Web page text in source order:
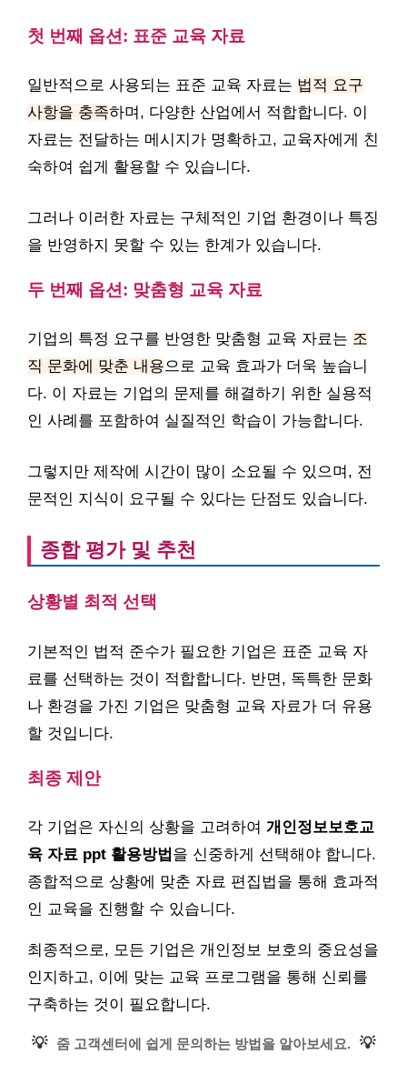
첫 번째 옵션: 표준 교육 자료
일반적으로 사용되는 표준 교육 자료는 법적 요구
사항을 충족하며, 다양한 산업에서 적합합니다. 이
자료는 전달하는 메시지가 명확하고, 교육자에게 친
숙하여 쉽게 활용할 수 있습니다.
그러나 이러한 자료는 구체적인 기업 환경이나 특징
을 반영하지 못할 수 있는 한계가 있습니다.
두 번째 옵션: 맞춤형 교육 자료
기업의 특정 요구를 반영한 맞춤형 교육 자료는 조
직 문화에 맞춘 내용으로 교육 효과가 더욱 높습니
다. 이 자료는 기업의 문제를 해결하기 위한 실용적
인 사례를 포함하여 실질적인 학습이 가능합니다.
그렇지만 제작에 시간이 많이 소요될 수 있으며, 전
문적인 지식이 요구될 수 있다는 단점도 있습니다.
종합 평가 및 추천
상황별 최적 선택
기본적인 법적 준수가 필요한 기업은 표준 교육 자
료를 선택하는 것이 적합합니다. 반면, 독특한 문화
나 환경을 가진 기업은 맞춤형 교육 자료가 더 유용
할 것입니다.
최종 제안
각 기업은 자신의 상황을 고려하여 개인정보보호교
육 자료 ppt 활용방법 을 신중하게 선택해야 합니다.
종합적으로 상황에 맞춘 자료 편집법을 통해 효과적
인 교육을 진행할 수 있습니다.
최종적으로, 모든 기업은 개인정보 보호의 중요성을
인지하고, 이에 맞는 교육 프로그램을 통해 신뢰를
구축하는 것이 필요합니다.
💡 줌 고객센터에 쉽게 문의하는 방법을 알아보세요. 💡